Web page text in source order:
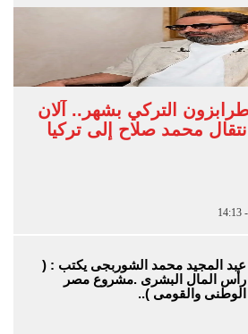
طرابزون التركي بشهر.. آلان
محمد صلاح إلى تركيا
عبد المجيد محمد الشوربجى يكتب : (
رأس المال البشرى .مشروع مصر
الوطنى والقومى )..